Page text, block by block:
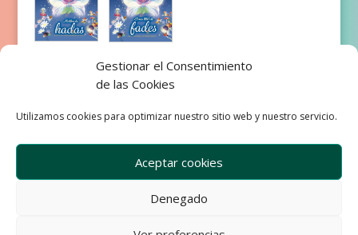
Gestionar el Consentimiento
de las Cookies
Utilizamos cookies para optimizar nuestro sitio web y nuestro servicio.
Aceptar cookies
Denegado
El meu
llibre de
fades
Aviso Legal
Condiciones de Venta